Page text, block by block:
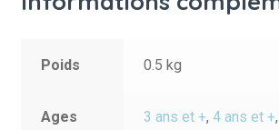
Poids 0.5 kg
Ages 3 ans et +,4 ans et +,